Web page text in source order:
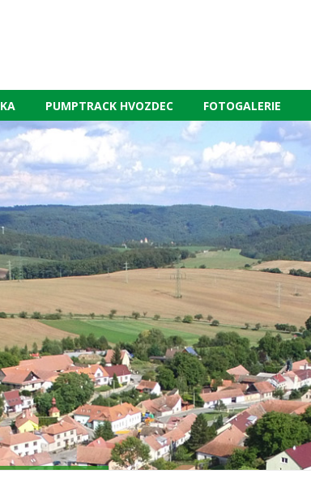
PUMPTRACK HVOZDEC FOTOGALERIE